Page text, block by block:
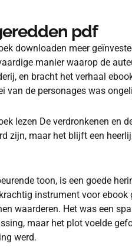
pdf
downloaden meer
manier waarop de
en bracht het verhaal
van de personages was
lezen De verdronkenen en
zijn, maar het blijft een
toon, is een goede
instrument voor
waarderen. Het was een
maar het plot voelde
werd.